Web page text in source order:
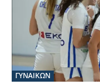
ΓΥΝΑΙΚΩΝ